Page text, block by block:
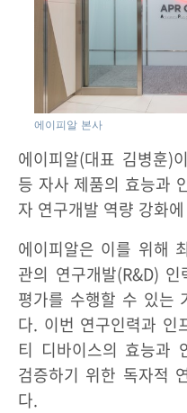
에이피알 본사
에이피알(대표 김병훈)
등 자사 제품의 효능과
자 연구개발 역량 강화
에이피알은 이를 위해
관의 연구개발(R&D)
평가를 수행할 수 있는
다. 이번 연구인력과 인
티 디바이스의 효능과
검증하기 위한 독자적
다.